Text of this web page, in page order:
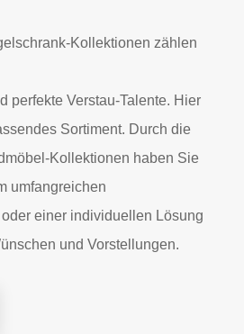
Kollektionen zählen
perfekte Verstau-Talente. Hier
Sortiment. Durch die
Kollektionen haben Sie
umfangreichen
einer individuellen Lösung
und Vorstellungen.